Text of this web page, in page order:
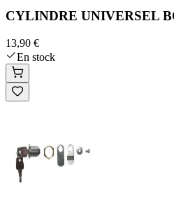
CYLINDRE UNIVERSEL
13,90 €
En stock